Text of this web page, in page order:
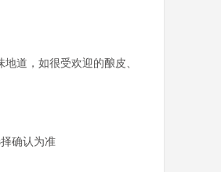
道，如很受欢迎的酿皮、
确认为准